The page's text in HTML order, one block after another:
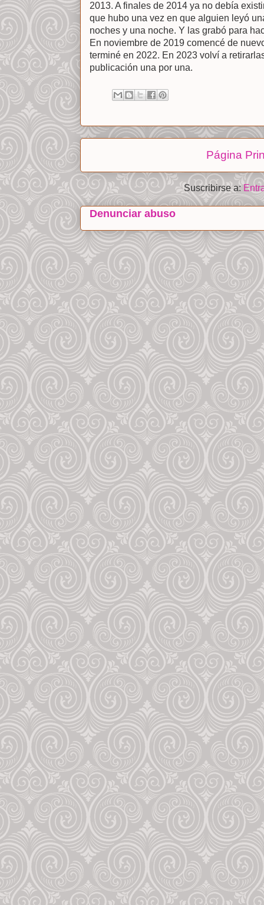
2013. A finales de 2014 ya no debía
que hubo una vez en que alguien leyó
noches y una noche. Y las grabó para
En noviembre de 2019 comencé de
terminé en 2022. En 2023 volví a
publicación una por una.
Página
Suscribirse a:
Denunciar abuso